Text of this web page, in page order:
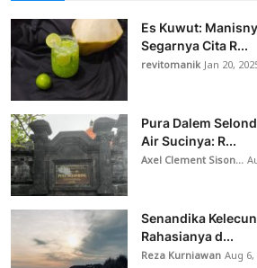
Es Kuwut:
Segarnya Cita R...
revitomanikJan 20,
Pura Dalem
Air Sucinya: R...
Axel Clement Sison...
Senandika
Rahasianya d...
Reza KurniawanAug